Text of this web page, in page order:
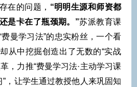
在的问题， “明明生源和师资都
是卡在了瓶颈期。”苏派教育课
曼学习法”的忠实粉丝，一个看
从中挖掘创造出了无数的“实战
，力推“费曼学习法·主动学习课
”，让学生通过教授他人来巩固知